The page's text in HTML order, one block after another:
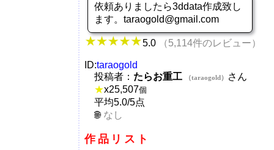
依頼ありましたら3ddata作成致し
ます。taraogold@gmail.com
5.0 （5,114件のレビュー）
ID:taraogold
投稿者： たらお重工 （taraogold）
さん
★x25,507個
平均5.0/5点
なし
作品リスト